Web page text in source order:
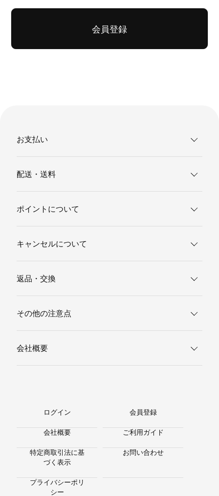
会員登録
お支払い
配送・送料
ポイントについて
キャンセルについて
返品・交換
その他の注意点
会社概要
ログイン 会員登録
会社概要 ご利用ガイド
特定商取引法に基
づく表示
お問い合わせ
プライバシーポリ
シー